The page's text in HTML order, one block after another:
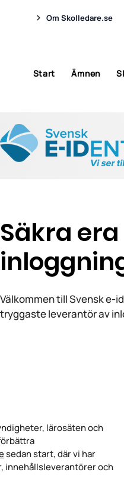
Om Skolledare.se
Start Ämnen
Säkra era
Välkommen till Svensk e-
tryggaste leverantör av
lärosäten och
sedan start, där vi har
innehållsleverantörer och